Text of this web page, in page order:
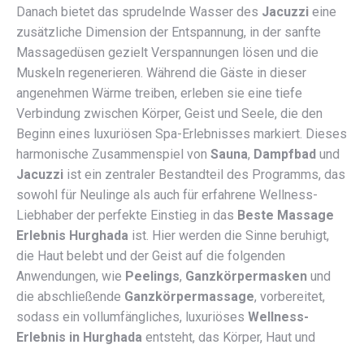
Danach bietet das sprudelnde Wasser des Jacuzzi eine
zusätzliche Dimension der Entspannung, in der sanfte
Massagedüsen gezielt Verspannungen lösen und die
Muskeln regenerieren. Während die Gäste in dieser
angenehmen Wärme treiben, erleben sie eine tiefe
Verbindung zwischen Körper, Geist und Seele, die den
Beginn eines luxuriösen Spa-Erlebnisses markiert. Dieses
harmonische Zusammenspiel von Sauna, Dampfbad und
Jacuzzi ist ein zentraler Bestandteil des Programms, das
sowohl für Neulinge als auch für erfahrene Wellness-
Liebhaber der perfekte Einstieg in das Beste Massage
Erlebnis Hurghada ist. Hier werden die Sinne beruhigt,
die Haut belebt und der Geist auf die folgenden
Anwendungen, wie Peelings, Ganzkörpermasken und
die abschließende Ganzkörpermassage, vorbereitet,
sodass ein vollumfängliches, luxuriöses Wellness-
Erlebnis in Hurghada entsteht, das Körper, Haut und